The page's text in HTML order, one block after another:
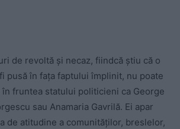
de revoltă și necaz, fiindcă știu că o
pusă în fața faptului împlinit, nu poate
în fruntea statului politicieni ca George
sau Anamaria Gavrilă. Ei apar
de atitudine a comunităților, breslelor,